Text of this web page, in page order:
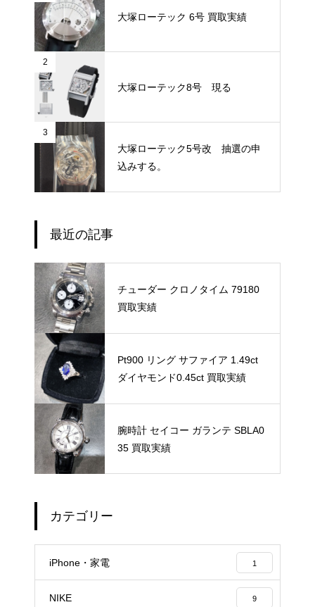
大塚ローテック 6号 買取実績
2
大塚ローテック8号 現る
3
大塚ローテック5号改 抽選の申
込みする。
最近の記事
チューダー クロノタイム 79180
買取実績
Pt900 リング サファイア 1.49ct
ダイヤモンド0.45ct 買取実績
腕時計 セイコー ガランテ SBLA0
35 買取実績
カテゴリー
iPhone・家電 1
NIKE 9